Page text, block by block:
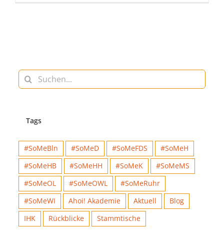
Suche
nach:
Tags
#SoMeBln #SoMeD #SoMeFDS
#SoMeH
#SoMeHB
#SoMeHH #SoMeK
#SoMeMS
#SoMeOL
#SoMeOWL
#SoMeRuhr
#SoMeWI
Ahoi! Akademie Aktuell
Blog
IHK
Rückblicke Stammtische